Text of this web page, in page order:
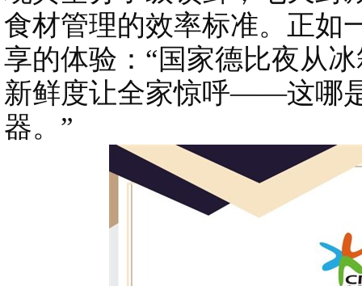
食材管理的效率标准。正如
享的体验：“国家德比夜从
新鲜度让全家惊呼——这哪
器。”